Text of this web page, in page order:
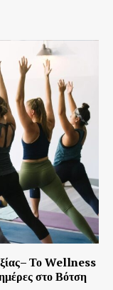
Το Wellness
στο Βότση